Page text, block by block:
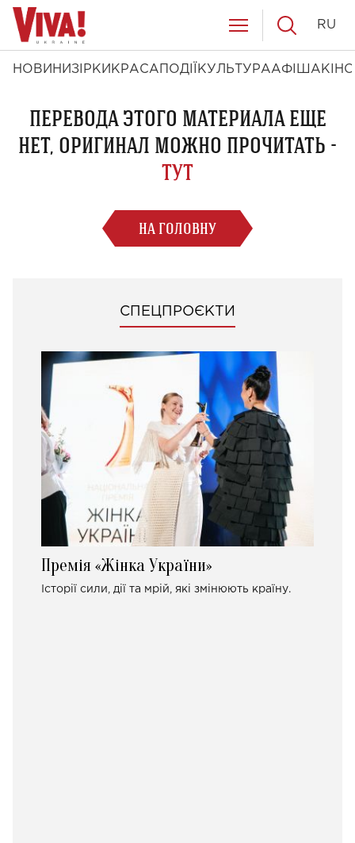
НОВИНИ ЗІРКИ КРАСА ПОДІЇ КУЛЬТУРААФІША КІНО
RU
ПЕРЕВОДА ЭТОГО МАТЕРИАЛА ЕЩЕ
НЕТ, ОРИГИНАЛ МОЖНО ПРОЧИТАТЬ -
ТУТ
НА ГОЛОВНУ
СПЕЦПРОЄКТИ
Премія «Жінка України»
Історії сили, дії та мрій, які змінюють країну.